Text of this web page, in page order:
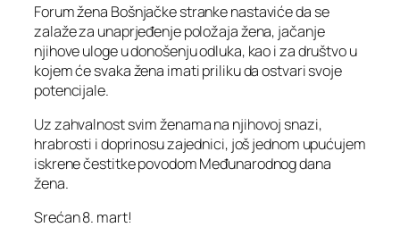
Forum žena Bošnjačke stranke nastaviće da se
zalaže za unaprjeđenje položaja žena, jačanje
njihove uloge u donošenju odluka, kao i za društvo u
kojem će svaka žena imati priliku da ostvari svoje
potencijale.
Uz zahvalnost svim ženama na njihovoj snazi,
hrabrosti i doprinosu zajednici, još jednom upućujem
iskrene čestitke povodom Međunarodnog dana
žena.
Srećan 8. mart!